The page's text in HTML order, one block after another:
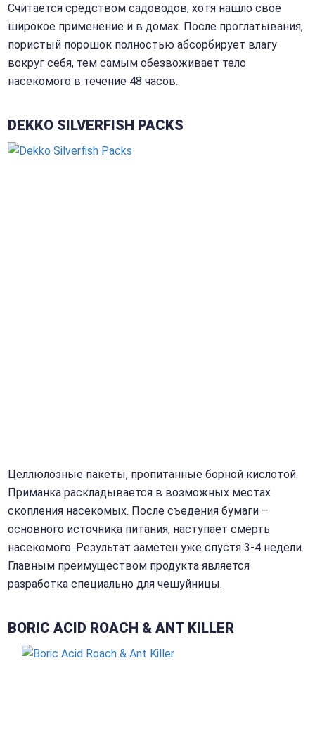
Считается средством садоводов, хотя нашло свое
широкое применение и в домах. После проглатывания,
пористый порошок полностью абсорбирует влагу
вокруг себя, тем самым обезвоживает тело
насекомого в течение 48 часов.
DEKKO SILVERFISH PACKS
Целлюлозные пакеты, пропитанные борной кислотой.
Приманка раскладывается в возможных местах
скопления насекомых. После съедения бумаги –
основного источника питания, наступает смерть
насекомого. Результат заметен уже спустя 3-4 недели.
Главным преимуществом продукта является
разработка специально для чешуйницы.
BORIC ACID ROACH & ANT KILLER